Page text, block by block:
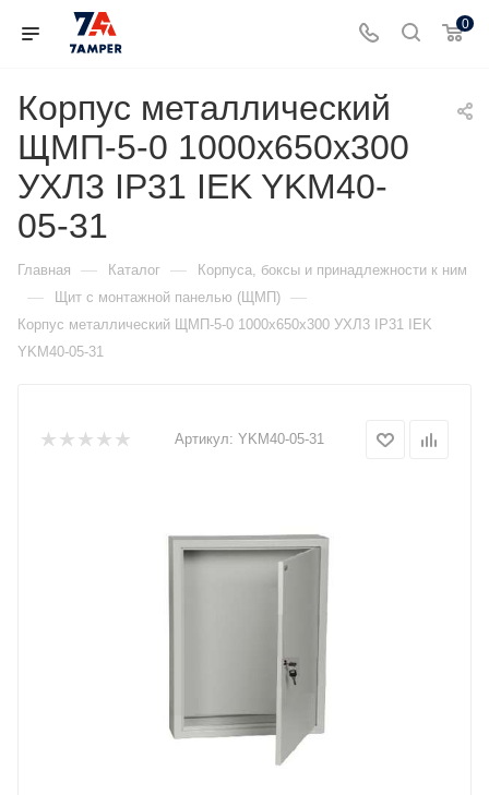
0
Корпус металлический
ЩМП-5-0 1000х650х300
УХЛ3 IP31 IEK YKM40-
05-31
Главная — Каталог — Корпуса, боксы и принадлежности к ним
— Щит с монтажной панелью (ЩМП) —
Корпус металлический ЩМП-5-0 1000х650х300 УХЛ3 IP31 IEK
YKM40-05-31
Артикул: YKM40-05-31